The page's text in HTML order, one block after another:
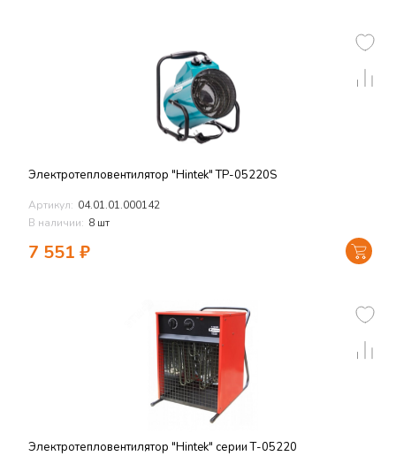
Электротепловентилятор "Hintek" TP-05220S
Артикул: 04.01.01.000142
В наличии: 8 шт
7 551 ₽
Электротепловентилятор "Hintek" серии Т-05220